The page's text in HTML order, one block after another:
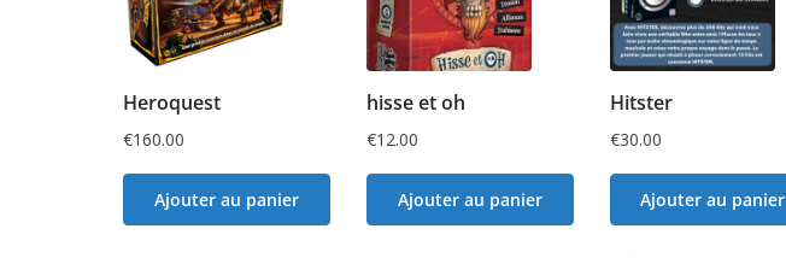
Heroquest
€160.00
Ajouter au panier
hisse et oh
€12.00
Ajouter au panier
Hitster
€30.00
Ajouter au panier